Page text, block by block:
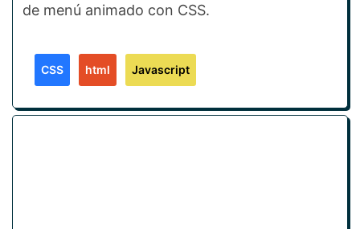
de menú animado con CSS.
CSS html Javascript